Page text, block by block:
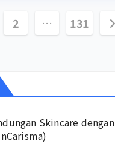
2 … 131
Skincare dengan